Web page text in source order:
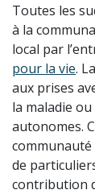
Toutes les
à la
local par
pour la vie.
aux prises
la maladie
autonomes.
de
contribution